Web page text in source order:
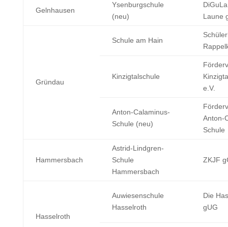
Gelnhausen
Ysenburgschule
(neu)
Laune
Gründau
Schule am Hain
Kinzigtalschule
e.V.
Anton-Calaminus-
Schule (neu)
Anton-
Schule
Hammersbach
Astrid-Lindgren-
Schule
Hammersbach
ZKJF
Hasselroth
Auwiesenschule
Hasselroth
Die
gUG